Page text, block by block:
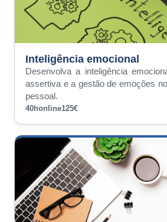
Inteligência emocional
Desenvolva a inteligência
assertiva e a gestão de emoções
pessoal.
40honline125€